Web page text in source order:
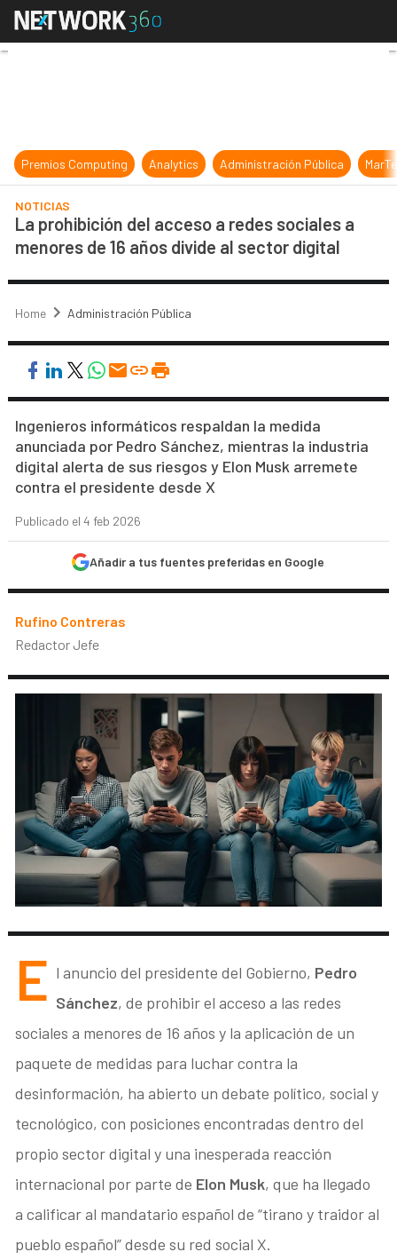
La prohibición del acceso a redes
Premios Computing Analytics Administración Pública
NOTICIAS
La prohibición del acceso a redes sociales a
menores de 16 años divide al sector digital
Home Administración Pública
Ingenieros informáticos respaldan la medida
anunciada por Pedro Sánchez, mientras la industria
digital alerta de sus riesgos y Elon Musk arremete
contra el presidente desde X
Publicado el 4 feb 2026
Añadir a tus fuentes preferidas en Google
Rufino Contreras
Redactor Jefe
E l anuncio del presidente del Gobierno, Pedro
Sánchez, de prohibir el acceso a las redes
sociales a menores de 16 años y la aplicación de un
paquete de medidas para luchar contra la
desinformación, ha abierto un debate político, social y
tecnológico, con posiciones encontradas dentro del
propio sector digital y una inesperada reacción
internacional por parte de Elon Musk, que ha llegado
a calificar al mandatario español de “tirano y traidor al
pueblo español” desde su red social X.